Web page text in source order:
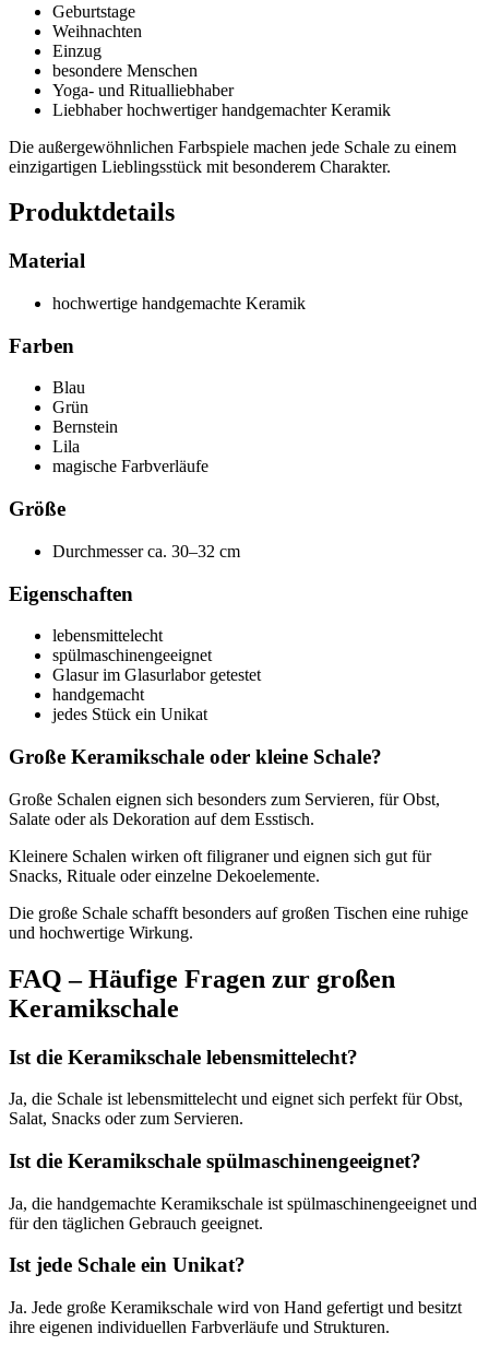
Geburtstage
Weihnachten
Einzug
besondere Menschen
Yoga- und Ritualliebhaber
Liebhaber hochwertiger handgemachter Keramik
Die außergewöhnlichen Farbspiele machen jede Schale zu einem
einzigartigen Lieblingsstück mit besonderem Charakter.
Produktdetails
Material
hochwertige handgemachte Keramik
Farben
Blau
Grün
Bernstein
Lila
magische Farbverläufe
Größe
Durchmesser ca. 30–32 cm
Eigenschaften
lebensmittelecht
spülmaschinengeeignet
Glasur im Glasurlabor getestet
handgemacht
jedes Stück ein Unikat
Große Keramikschale oder kleine Schale?
Große Schalen eignen sich besonders zum Servieren, für Obst,
Salate oder als Dekoration auf dem Esstisch.
Kleinere Schalen wirken oft filigraner und eignen sich gut für
Snacks, Rituale oder einzelne Dekoelemente.
Die große Schale schafft besonders auf großen Tischen eine ruhige
und hochwertige Wirkung.
FAQ – Häufige Fragen zur großen
Keramikschale
Ist die Keramikschale lebensmittelecht?
Ja, die Schale ist lebensmittelecht und eignet sich perfekt für Obst,
Salat, Snacks oder zum Servieren.
Ist die Keramikschale spülmaschinengeeignet?
Ja, die handgemachte Keramikschale ist spülmaschinengeeignet und
für den täglichen Gebrauch geeignet.
Ist jede Schale ein Unikat?
Ja. Jede große Keramikschale wird von Hand gefertigt und besitzt
ihre eigenen individuellen Farbverläufe und Strukturen.